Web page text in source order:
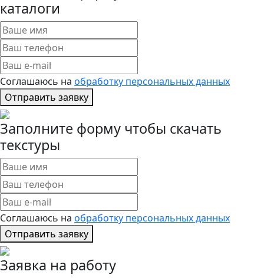
каталоги
Соглашаюсь на обработку персональных данных
Отправить заявку
Заполните форму чтобы скачать
текстуры
Соглашаюсь на обработку персональных данных
Отправить заявку
Заявка на работу